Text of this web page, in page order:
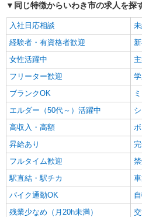
同じ特徴からいわき市の求人を探
入社日応相談
経験者・有資格者歓迎
女性活躍中
フリーター歓迎
ブランクOK
エルダー（50代～）活躍中
高収入・高額
昇給あり
フルタイム歓迎
駅直結・駅チカ
バイク通勤OK
残業少なめ（月20h未満）